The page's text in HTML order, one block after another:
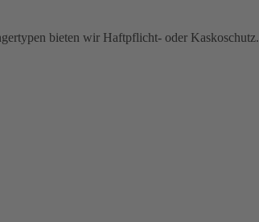
bieten wir Haftpflicht- oder Kaskoschutz.